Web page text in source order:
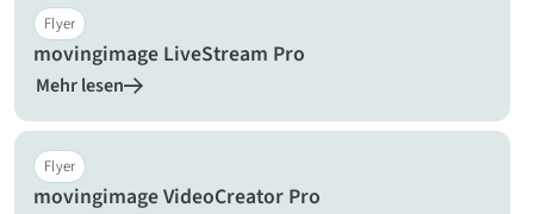
Flyer
movingimage LiveStream Pro
Mehr lesen
Flyer
movingimage VideoCreator Pro